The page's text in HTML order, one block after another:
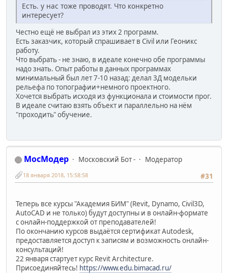
Есть. у нас тоже проводят. Что конкретно
интересует?
Честно ещё не выбрал из этих 2 программ.
Есть заказчик, который спрашивает в Civil или Геоникс
работу.
Что выбрать - не знаю, в идеале конечно обе программы
надо знать. Опыт работы в данных программах
минимальный был лет 7-10 назад: делал 3Д модельки
рельефа по топографии+немного проектного.
Хочется выбрать исходя из функционала и стоимости прог.
В идеале считаю взять объект и параллельно на нём
"проходить" обучение.
МосМодер Московский Бот -
Модератор
#31
18 января 2018, 15:58:58
Теперь все курсы "Академия БИМ" (Revit, Dynamo, Civil3D,
AutoCAD и не только) будут доступны и в онлайн-формате
с онлайн-поддержкой от преподавателей!
По окончанию курсов выдаётся сертификат Autodesk,
предоставляется доступ к записям и возможность онлайн-
консультаций!
22 января стартует курс Revit Architecture.
Присоединяйтесь! https://www.edu.bimacad.ru/